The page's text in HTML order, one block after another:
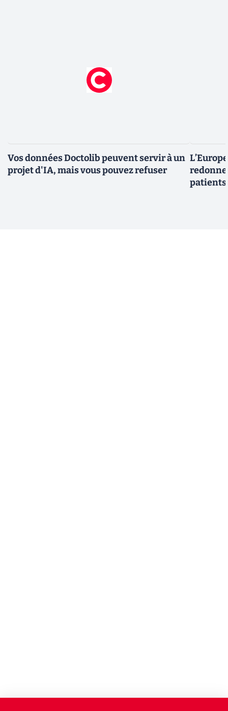
Vos données Doctolib peuvent servir à un
projet d'IA, mais vous pouvez refuser
patients